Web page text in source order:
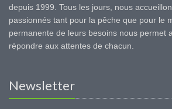
depuis 1999. Tous les jours, nous
passionnés tant pour la pêche que pour le
permanente de leurs besoins nous permet
répondre aux attentes de chacun.
Newsletter